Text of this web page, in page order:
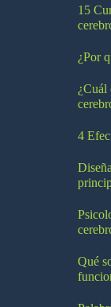
15
¿Por
¿Cuál
4
Qué